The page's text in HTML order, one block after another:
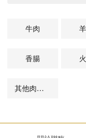
牛肉
香腸
其他肉品及相關商品